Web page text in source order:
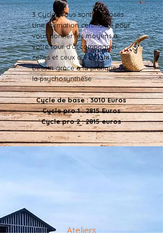
3 Cycles vous sont proposés.
Une formation certifiante pour
vous donner les moyens à
votre tour d’accompagner
celles et ceux qui en ont
besoin grâce à la pratique de
la psychosynthèse.
Cycle de base :3010 Euros
Cycle pro 1 : 2815 Euros
Cycle pro 2 : 2815 euros
Ateliers